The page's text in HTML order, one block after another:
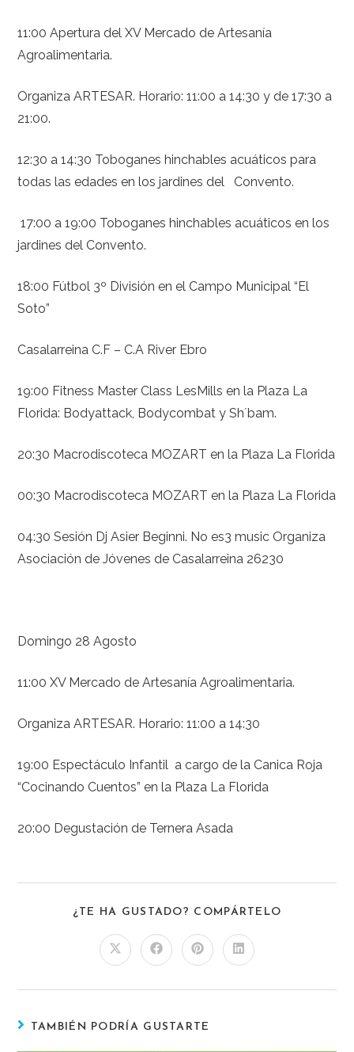
11:00 Apertura del XV Mercado de Artesanía
Agroalimentaria.
Organiza ARTESAR. Horario: 11:00 a 14:30 y de 17:30 a
21:00.
12:30 a 14:30 Toboganes hinchables acuáticos para
todas las edades en los jardines del Convento.
17:00 a 19:00 Toboganes hinchables acuáticos en los
jardines del Convento.
18:00 Fútbol 3º División en el Campo Municipal “El
Soto”
Casalarreina C.F – C.A River Ebro
19:00 Fitness Master Class LesMills en la Plaza La
Florida: Bodyattack, Bodycombat y Sh´bam.
20:30 Macrodiscoteca MOZART en la Plaza La Florida
00:30 Macrodiscoteca MOZART en la Plaza La Florida
04:30 Sesión Dj Asier Beginni. No es3 music Organiza
Asociación de Jóvenes de Casalarreina 26230
Domingo 28 Agosto
11:00 XV Mercado de Artesanía Agroalimentaria.
Organiza ARTESAR. Horario: 11:00 a 14:30
19:00 Espectáculo Infantil a cargo de la Canica Roja
“Cocinando Cuentos” en la Plaza La Florida
20:00 Degustación de Ternera Asada
¿TE HA GUSTADO? COMPÁRTELO
TAMBIÉN PODRÍA GUSTARTE